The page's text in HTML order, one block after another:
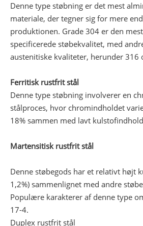
Denne type støbning er det mest
materiale, der tegner sig for mere
produktionen. Grade 304 er den
specificerede støbekvalitet, med
austenitiske kvaliteter, herunder 316
Ferritisk rustfrit stål
Denne type støbning involverer en
stålproces, hvor chromindholdet
18% sammen med lavt
Martensitisk rustfrit stål
Denne støbegods har et relativt højt
1,2%) sammenlignet med andre
Populære karakterer af denne type
17-4.
Duplex rustfrit stål